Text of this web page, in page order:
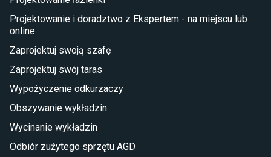
Płytki na balkon
Lampy stojące LED
Płytki
Płytki Cersanit
Płytki wielkoformatowe
Glazura
Płytki marmurowe
Projektowanie i doradztwo z Ekspertem - na miejscu lub
online
Zaprojektuj swoją szafę
Zaprojektuj swój taras
Wypożyczenie odkurzaczy
Obszywanie wykładzin
Wycinanie wykładzin
Odbiór zużytego sprzętu AGD